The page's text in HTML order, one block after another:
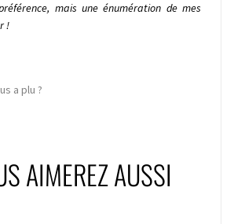
mais une énumération de mes
!
a plu ?
AIMEREZ AUSSI